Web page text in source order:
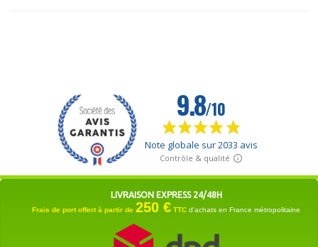
LIVRAISON EXPRESS 24/48H
Frais de port offert à partir de 250 € TTC d'achats en France métropolitaine